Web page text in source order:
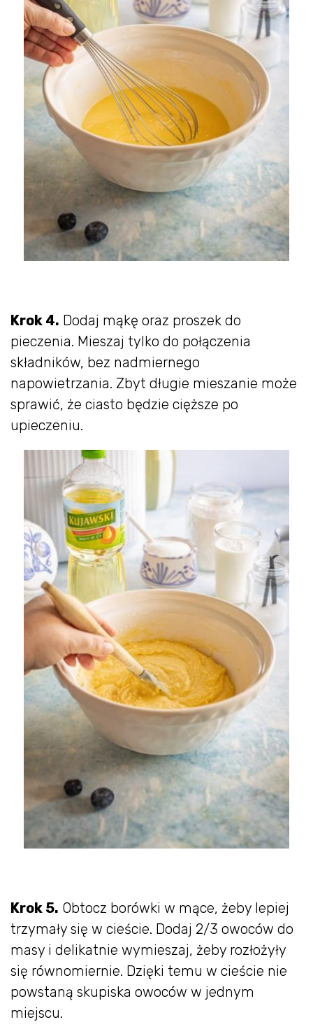
Krok 4. Dodaj mąkę oraz proszek do
pieczenia. Mieszaj tylko do połączenia
składników, bez nadmiernego
napowietrzania. Zbyt długie mieszanie może
sprawić, że ciasto będzie cięższe po
upieczeniu.
Krok 5. Obtocz borówki w mące, żeby lepiej
trzymały się w cieście. Dodaj 2/3 owoców do
masy i delikatnie wymieszaj, żeby rozłożyły
się równomiernie. Dzięki temu w cieście nie
powstaną skupiska owoców w jednym
miejscu.